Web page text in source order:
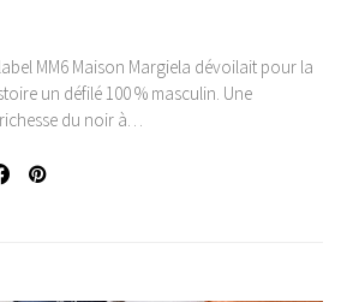
MM6 Maison Margiela dévoilait pour la
un défilé 100 % masculin. Une
du noir à…